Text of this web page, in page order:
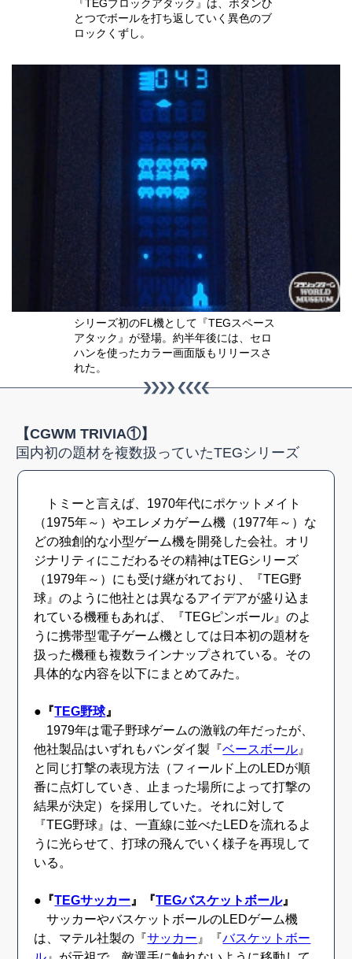
『TEGブロックアタック』は、ボタンひ
とつでボールを打ち返していく異色のブ
ロックくずし。
シリーズ初のFL機として『TEGスペース
アタック』が登場。約半年後には、セロ
ハンを使ったカラー画面版もリリースさ
れた。
【CGWM TRIVIA①】
国内初の題材を複数扱っていたTEGシリーズ
トミーと言えば、1970年代にポケットメイト
（1975年～）やエレメカゲーム機（1977年～）な
どの独創的な小型ゲーム機を開発した会社。オリ
ジナリティにこだわるその精神はTEGシリーズ
（1979年～）にも受け継がれており、『TEG野
球』のように他社とは異なるアイデアが盛り込ま
れている機種もあれば、『TEGピンボール』のよ
うに携帯型電子ゲーム機としては日本初の題材を
扱った機種も複数ラインナップされている。その
具体的な内容を以下にまとめてみた。
●『TEG野球』
1979年は電子野球ゲームの激戦の年だったが、
他社製品はいずれもバンダイ製『ベースボール 』
と同じ打撃の表現方法（フィールド上のLEDが順
番に点灯していき、止まった場所によって打撃の
結果が決定）を採用していた。それに対して
『TEG野球』は、一直線に並べたLEDを流れるよ
うに光らせて、打球の飛んでいく様子を再現して
いる。
●『TEGサッカー 』『TEGバスケットボール』
サッカーやバスケットボールのLEDゲーム機
は、マテル社製の『サッカー 』『バスケットボー